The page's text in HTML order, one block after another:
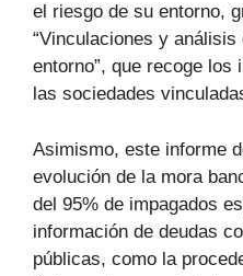
el riesgo de su entorno,
“Vinculaciones y
entorno”, que recoge los
las sociedades
Asimismo, este informe
evolución de la mora
del 95% de impagados
información de deudas
públicas, como la